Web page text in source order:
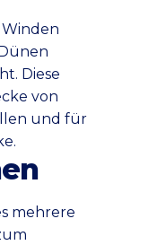
Diese
von
und für
mehrere